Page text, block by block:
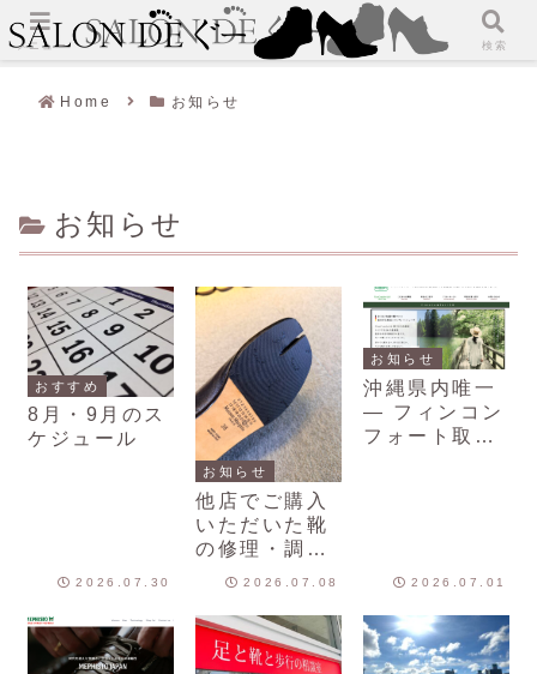
Home お知らせ
お知らせ
おすすめ
8月・9月のス
ケジュール
2026.07.30
お知らせ
他店でご購入
いただいた靴
の修理・調整
も承っており
2026.07.08
お知らせ
沖縄県内唯一
― フィンコン
フォート取扱
2026.07.01
メニュー 検索